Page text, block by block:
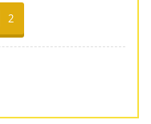
2